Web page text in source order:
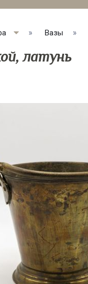
Вазы
латунь